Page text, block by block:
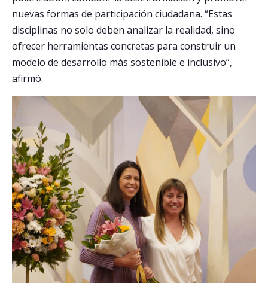
nuevas formas de participación ciudadana. “Estas
disciplinas no solo deben analizar la realidad, sino
ofrecer herramientas concretas para construir un
modelo de desarrollo más sostenible e inclusivo”,
afirmó.